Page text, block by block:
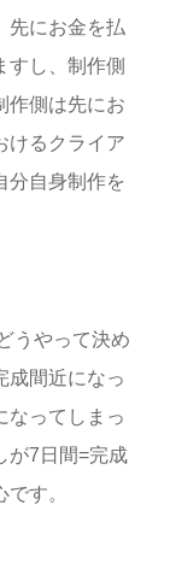
先にお金を払
すし、制作側
作側は先にお
けるクライア
分自身制作を
うやって決め
成間近になっ
なってしまっ
が7日間=完成
す。